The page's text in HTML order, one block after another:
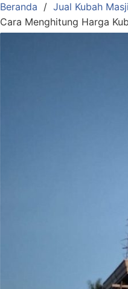
Beranda
Jual Kubah
Cara Menghitung Harga